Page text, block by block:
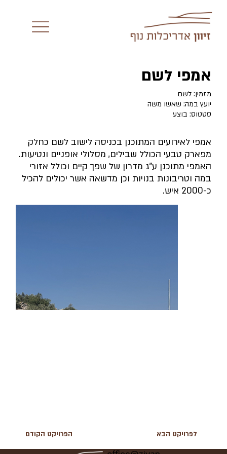
אמפי לשם
מזמין: לשם
יועץ במה: שאשו משה
סטטוס: בוצע
אמפי לאירועים המתוכנן בכניסה לישוב לשם כחלק
מפארק טבעי הכולל שבילים, מסלולי אופניים ונטיעות.
האמפי מתוכנן ע"ג מדרון של שפך קיים וכולל אזורי
במה וטריבונות בנויות וכן מדשאה אשר יכולים להכיל
כ-2000 איש.
לפרויקט הבא הפרויקט הקודם